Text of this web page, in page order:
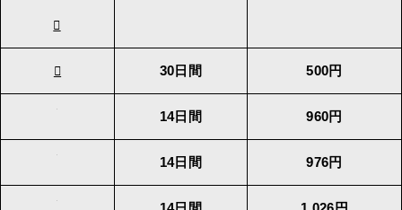
30日間 500円
14日間 960円
14日間 976円